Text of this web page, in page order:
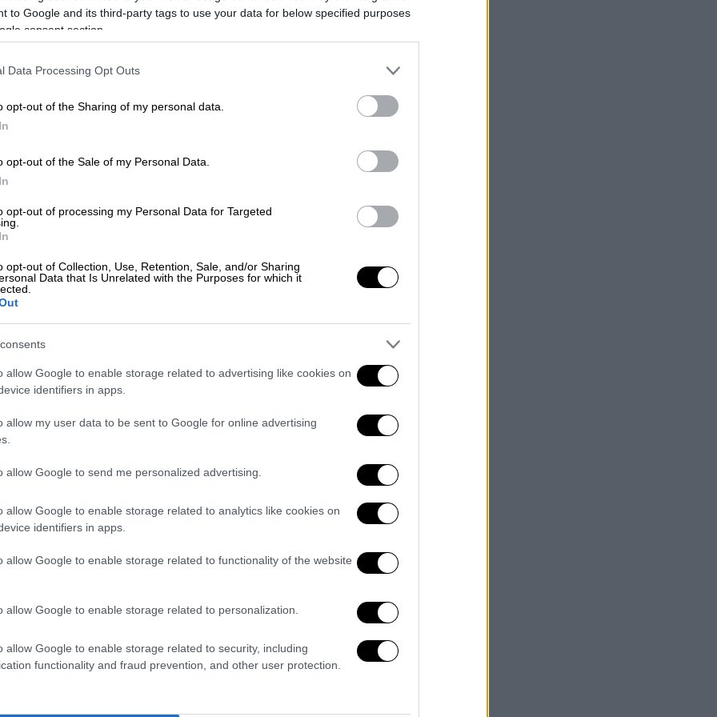
to Google and its third-party tags to use your data for below specified purposes
consent section.
Data Processing Opt Outs
opt-out of the Sharing of my personal data.
opt-out of the Sale of my Personal Data.
opt-out of processing my Personal Data for Targeted
opt-out of Collection, Use, Retention, Sale, and/or Sharing
Data that Is Unrelated with the Purposes for which it
allow Google to enable storage related to advertising like cookies on
identifiers in apps.
allow my user data to be sent to Google for online advertising
allow Google to send me personalized advertising.
allow Google to enable storage related to analytics like cookies on
identifiers in apps.
allow Google to enable storage related to functionality of the website
allow Google to enable storage related to personalization.
allow Google to enable storage related to security, including
functionality and fraud prevention, and other user protection.
αγαθά είναι αρκετά υψηλά. Ο μέσος
οι εργαζόμενοι μπράβο. Τι χρειάζεται; Να
εργασίας που κατέθεσε το ΚΚΕ. Χωρίς
να ανέβουν στον αιώνα των άπαντα.
θα αυξάνεται συνεχώς η
στα αρπακτικά»
τη
Κουτσούμπας και κατηγόρησε την
«μεγάλα ψάρια, στα αρπακτικά». «Δε
των ομίλων σπάνε το ένα ρεκόρ μετά
έσοδα. Τους έχετε εξασφαλίσει
φόρους. Οι
», τόνισε ο Γενικός
πολεμικής οικονομίας στην
ο προϋπολογισμός είναι ο πρώτος
για επιθετικές πολεμικές δαπάνες
η φρεγάτα στην Ερυθρά Θάλασσα να
τα παραδείγματα που χρησιμοποίησε, ενώ
της κυβέρνησης
κατηγόρησε την κυβέρνηση ότι βγήκε
και «κατάπιε τη γλώσσα της για την
του Ισραήλ» στη χώρα.
Τραμπ